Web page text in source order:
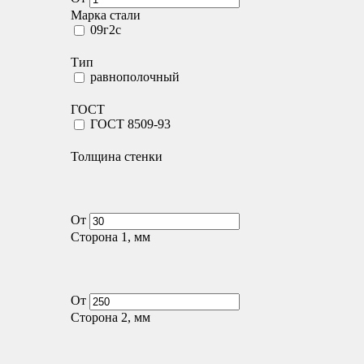
Марка стали
09г2с
Тип
равнополочный
ГОСТ
ГОСТ 8509-93
Толщина стенки
От
Сторона 1, мм
От
Сторона 2, мм